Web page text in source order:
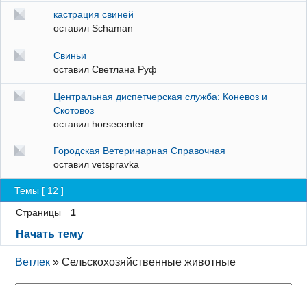
кастрация свиней
оставил Schaman
Свиньи
оставил Светлана Руф
Центральная диспетчерская служба: Коневоз и
Скотовоз
оставил horsecenter
Городская Ветеринарная Справочная
оставил vetspravka
Темы [ 12 ]
Страницы 1
Начать тему
Ветлек »Сельскохозяйственные животные